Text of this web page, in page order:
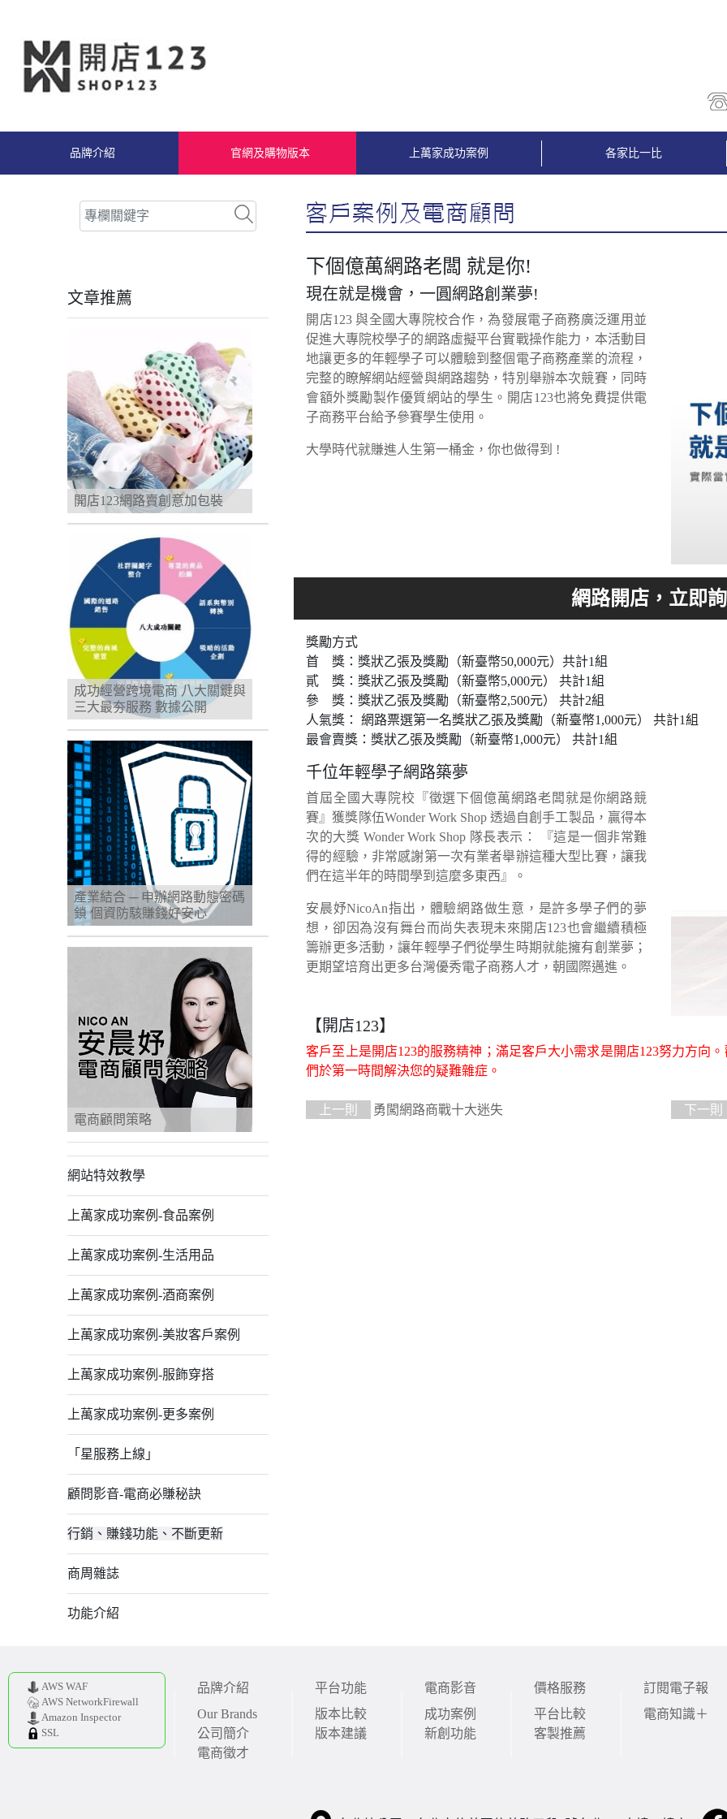
品牌介紹 官網及購物版本 上萬家成功案例 各家比一比
文章推薦
開店123網路賣創意加包裝
成功經營跨境電商 八大關鍵與
三大最夯服務 數據公開
產業結合 ─ 申辦網路動態密碼
鎖 個資防駭賺錢好安心
電商顧問策略
網站特效教學
上萬家成功案例-食品案例
上萬家成功案例-生活用品
上萬家成功案例-酒商案例
上萬家成功案例-美妝客戶案例
上萬家成功案例-服飾穿搭
上萬家成功案例-更多案例
「星服務上線」
顧問影音-電商必賺秘訣
行銷、賺錢功能、不斷更新
商周雜誌
功能介紹
下個億萬網路老闆 就是你!
現在就是機會，一圓網路創業夢!
開店123 與全國大專院校合作，為發展電子商務廣泛運用並
促進大專院校學子的網路虛擬平台實戰操作能力，本活動目
地讓更多的年輕學子可以體驗到整個電子商務產業的流程，
完整的瞭解網站經營與網路趨勢，特別舉辦本次競賽，同時
會額外獎勵製作優質網站的學生。開店123也將免費提供電
子商務平台給予參賽學生使用。
大學時代就賺進人生第一桶金，你也做得到 !
獎勵方式
首 獎：獎狀乙張及獎勵（新臺幣50,000元）共計1組
貳 獎：獎狀乙張及獎勵（新臺幣5,000元） 共計1組
參 獎：獎狀乙張及獎勵（新臺幣2,500元） 共計2組
人氣獎： 網路票選第一名獎狀乙張及獎勵（新臺幣1,000元） 共計1組
最會賣獎：獎狀乙張及獎勵（新臺幣1,000元） 共計1組
千位年輕學子網路築夢
首屆全國大專院校『徵選下個億萬網路老闆就是你網路競
賽』獲獎隊伍Wonder Work Shop 透過自創手工製品，贏得本
次的大獎 Wonder Work Shop 隊長表示： 『這是一個非常難
得的經驗，非常感謝第一次有業者舉辦這種大型比賽，讓我
們在這半年的時間學到這麼多東西』。
安晨妤NicoAn指出，體驗網路做生意，是許多學子們的夢
想，卻因為沒有舞台而尚失表現未來開店123也會繼續積極
籌辦更多活動，讓年輕學子們從學生時期就能擁有創業夢；
更期望培育出更多台灣優秀電子商務人才，朝國際邁進。
【開店123】
客戶至上是開店123的服務精神；滿足客戶大小需求是開店123努力方向
們於第一時間解決您的疑難雜症。
上一則 勇闖網路商戰十大迷失 下一則
AWS WAF
AWS NetworkFirewall
Amazon Inspector
SSL
品牌介紹
Our Brands
公司簡介
電商徵才
平台功能
版本比較
版本建議
電商影音
成功案例
新創功能
價格服務
平台比較
客製推薦
訂閱電子報
電商知識＋